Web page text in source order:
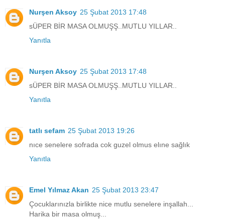
Nurşen Aksoy 25 Şubat 2013 17:48
sÜPER BİR MASA OLMUŞŞ..MUTLU YILLAR..
Yanıtla
Nurşen Aksoy 25 Şubat 2013 17:48
sÜPER BİR MASA OLMUŞŞ..MUTLU YILLAR..
Yanıtla
tatlı sefam 25 Şubat 2013 19:26
nıce senelere sofrada cok guzel olmus elıne sağlık
Yanıtla
Emel Yılmaz Akan 25 Şubat 2013 23:47
Çocuklarınızla birlikte nice mutlu senelere inşallah...
Harika bir masa olmuş...